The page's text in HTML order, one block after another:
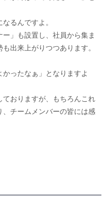
るんですよ。
」も設置し、社員から集ま
出来上がりつつあります。
ったなぁ」となりますよ
おりますが、もちろんこれ
、チームメンバーの皆には感